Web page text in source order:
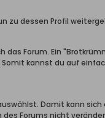
zu dessen Profil
Forum. Ein
kannst du auf
Damit kann sich
Forums nicht